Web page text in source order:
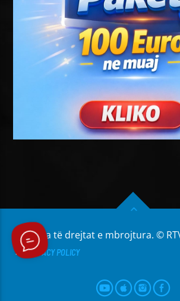
Të gjitha të drejtat e mbrojtura. ©
PRIVACY POLICY